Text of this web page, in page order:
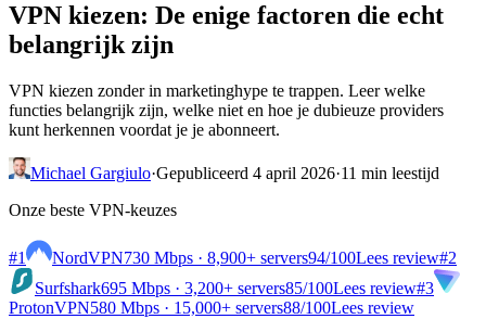
VPN kiezen: De enige factoren die echt
belangrijk zijn
VPN kiezen zonder in marketinghype te trappen. Leer welke
functies belangrijk zijn, welke niet en hoe je dubieuze providers
kunt herkennen voordat je je abonneert.
Michael Gargiulo·Gepubliceerd 4 april 2026·11 min leestijd
Onze beste VPN-keuzes
#1 NordVPN730 Mbps · 8,900+ servers94/100Lees review#2
Surfshark695 Mbps · 3,200+ servers85/100Lees review#3
ProtonVPN580 Mbps · 15,000+ servers88/100Lees review